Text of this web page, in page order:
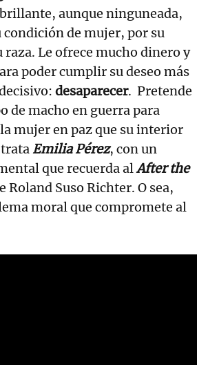
aunque ninguneada,
condición de mujer, por su
raza. Le ofrece mucho dinero y
poder cumplir su deseo más
desaparecer. Pretende
de macho en guerra para
mujer en paz que su interior
Emilia Pérez, con un
que recuerda alAfter the
Roland Suso Richter. O sea,
moral que compromete al